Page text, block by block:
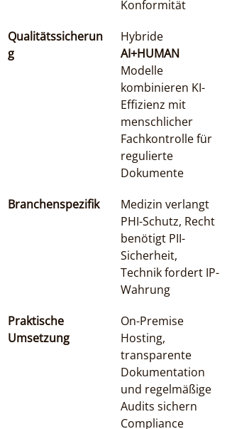
Konformität
Qualitätssicherun
g
Hybride
AI+HUMAN
Modelle
kombinieren KI-
Effizienz mit
menschlicher
Fachkontrolle für
regulierte
Dokumente
Branchenspezifik
Medizin verlangt
PHI-Schutz, Recht
benötigt PII-
Sicherheit,
Technik fordert IP-
Wahrung
Praktische
Umsetzung
On-Premise
Hosting,
transparente
Dokumentation
und regelmäßige
Audits sichern
Compliance